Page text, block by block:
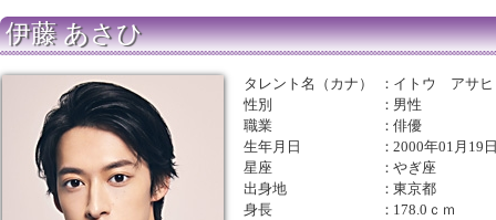
伊藤 あさひ
タレント名（カナ） ： イトウ アサヒ
性別
： 男性
職業
：俳優
生年月日
：2000年01月19
星座
：やぎ座
出身地
：東京都
身長
： 178.0ｃｍ